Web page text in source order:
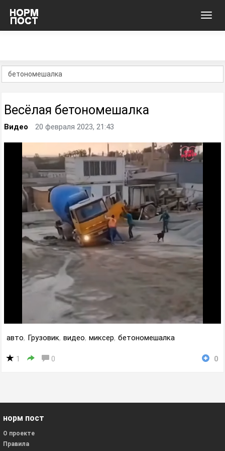
Весёлая бетономешалка
Видео 20 февраля 2023, 21:43
авто, Грузовик, видео, миксер, бетономешалка
1 0 0
норм пост
О проекте
Правила